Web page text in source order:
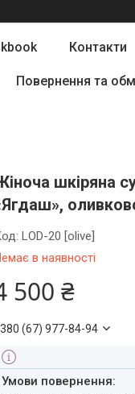
Контакти
Повернення та
шкіряна
в наявності
LOD-20 [olive]
500 ₴
(67) 977-84-94